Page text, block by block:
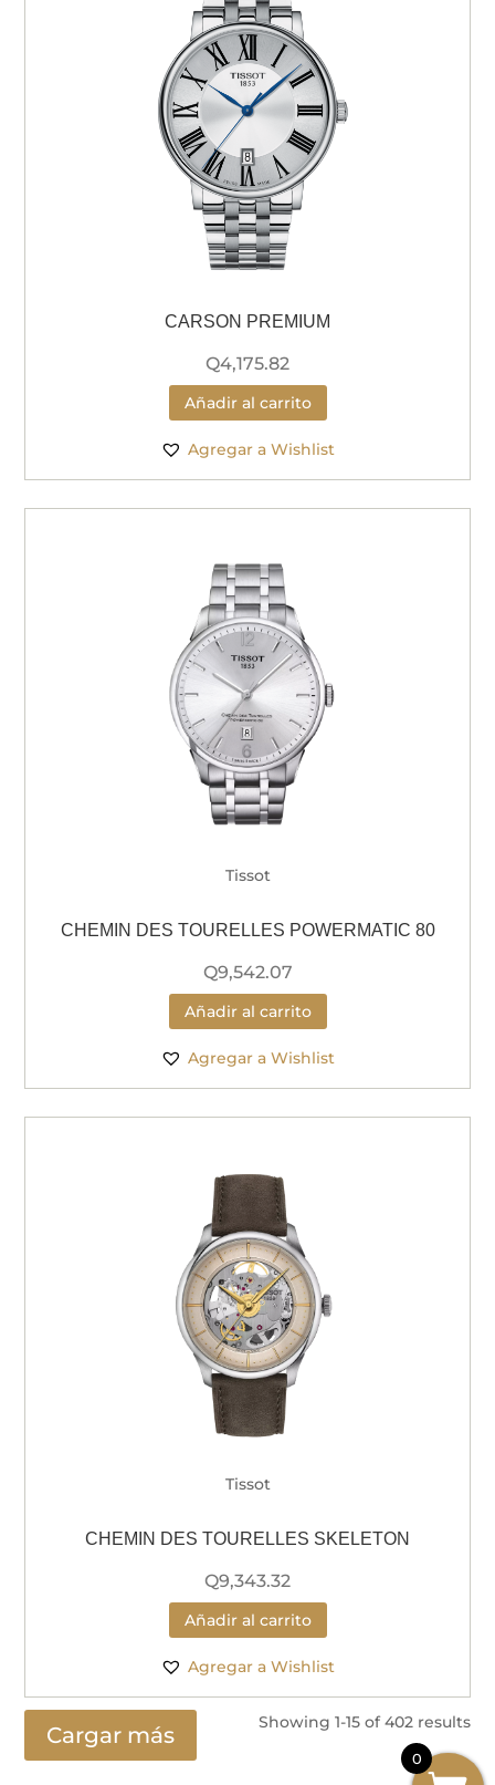
CARSON PREMIUM
Q4,175.82
Añadir al carrito
Agregar a Wishlist
Tissot
CHEMIN DES TOURELLES POWERMATIC 80
Q9,542.07
Añadir al carrito
Agregar a Wishlist
Tissot
CHEMIN DES TOURELLES SKELETON
Q9,343.32
Añadir al carrito
Agregar a Wishlist
Showing 1-15 of 402 results
Cargar más
0